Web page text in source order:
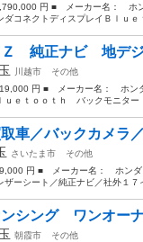
円 ■ メーカー名： ホ
ネクトディスプレイＢｌｕｅ
Ｚ 純正ナビ 地デ
川越市
その他
円 ■ メーカー名： ホ
ｔｏｏｔｈ バックモニター
車／バックカメラ
さいたま市
その他
円 ■ メーカー名： ホン
シート／純正ナビ／社外１７
シング ワンオー
朝霞市
その他